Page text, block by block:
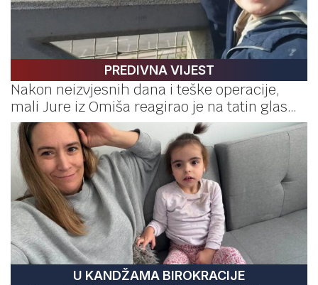
PREDIVNA VIJEST
Nakon neizvjesnih dana i teške operacije,
mali Jure iz Omiša reagirao je na tatin glas…
U KANDŽAMA BIROKRACIJE